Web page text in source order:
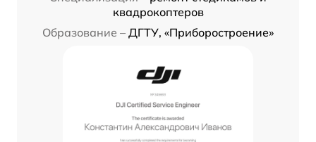
квадрокоптеров
Образование – ДГТУ, «Приборостроение»